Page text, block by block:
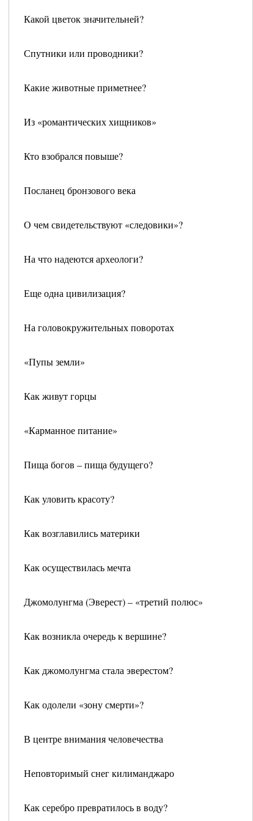
Какой цветок значительней?
Спутники или проводники?
Какие животные приметнее?
Из «романтических хищников»
Кто взобрался повыше?
Посланец бронзового века
О чем свидетельствуют «следовики»?
На что надеются археологи?
Еще одна цивилизация?
На головокружительных поворотах
«Пупы земли»
Как живут горцы
«Карманное питание»
Пища богов – пища будущего?
Как уловить красоту?
Как возглавились материки
Как осуществилась мечта
Джомолунгма (Эверест) – «третий полюс»
Как возникла очередь к вершине?
Как джомолунгма стала эверестом?
Как одолели «зону смерти»?
В центре внимания человечества
Неповторимый снег килиманджаро
Как серебро превратилось в воду?